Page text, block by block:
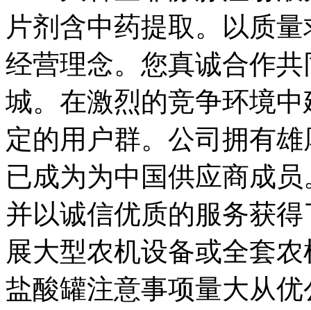
片剂含中药提取。以质
经营理念。您真诚合作
城。在激烈的竞争环境
定的用户群。公司拥有
已成为为中国供应商成
并以诚信优质的服务获
展大型农机设备或全套
盐酸罐注意事项量大从